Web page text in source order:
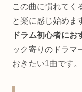
この曲に慣れてく
と楽に感じ始めま
ドラム初心者に
ック寄りのドラマ
おきたい1曲です。